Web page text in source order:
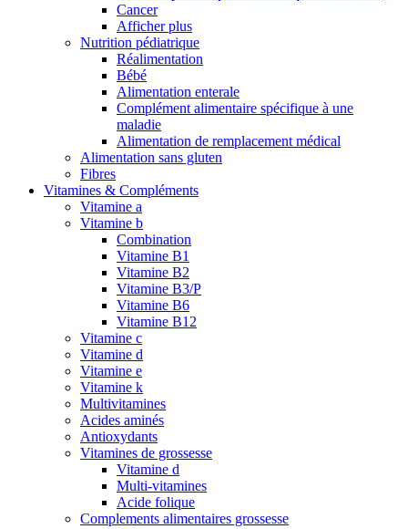
Cancer
Afficher plus
Nutrition pédiatrique
Réalimentation
Bébé
Alimentation enterale
Complément alimentaire spécifique à une
maladie
Alimentation de remplacement médical
Alimentation sans gluten
Fibres
Vitamines & Compléments
Vitamine a
Vitamine b
Combination
Vitamine B1
Vitamine B2
Vitamine B3/P
Vitamine B6
Vitamine B12
Vitamine c
Vitamine d
Vitamine e
Vitamine k
Multivitamines
Acides aminés
Antioxydants
Vitamines de grossesse
Vitamine d
Multi-vitamines
Acide folique
Complements alimentaires grossesse